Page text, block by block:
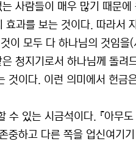
사람들이 매우 많기 때문에
과를 보는 것이다. 따라서
이 모두 다 하나님의 것임
청지기로서 하나님께 돌려
것이다. 이런 의미에서 헌금
있는 시금석이다. 『아무
중하고 다른 쪽을 업신여기